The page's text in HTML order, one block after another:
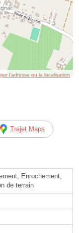
l’adresse ou la localisation
Trajet Maps
Enrochement,
de terrain